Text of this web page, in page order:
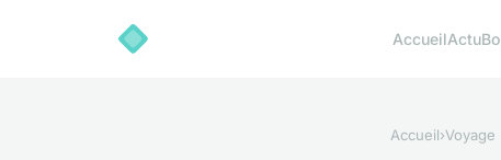
AccueilActu
Accueil›Voyage